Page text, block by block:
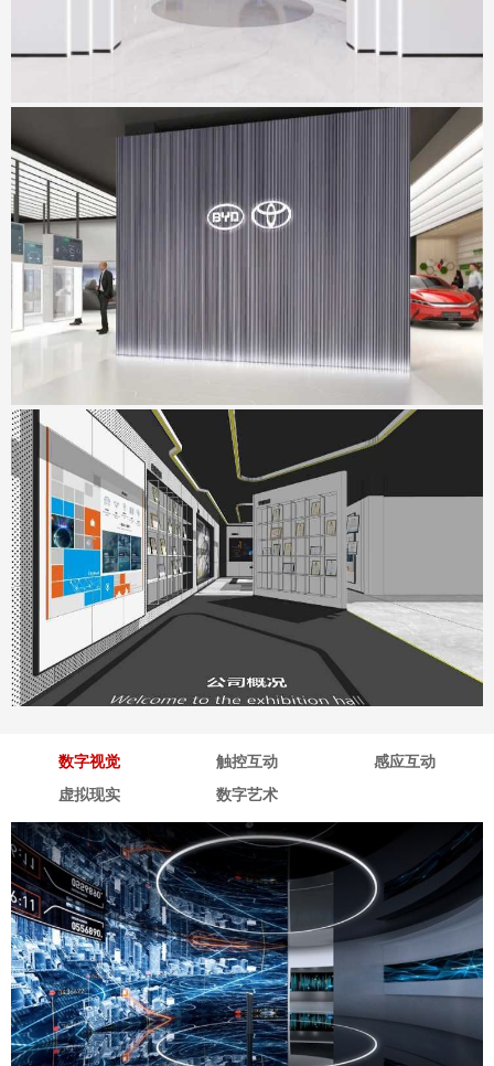
坪山比丰展厅
深海企业展厅
地点：广东省深圳市
数字视觉 触控互动
感应互动
虚拟现实
数字艺术